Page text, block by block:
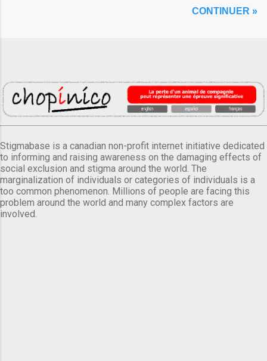
CONTINUER »
Stigmabase is a canadian non-profit internet initiative dedicated
to informing and raising awareness on the damaging effects of
social exclusion and stigma around the world. The
marginalization of individuals or categories of individuals is a
too common phenomenon. Millions of people are facing this
problem around the world and many complex factors are
involved.